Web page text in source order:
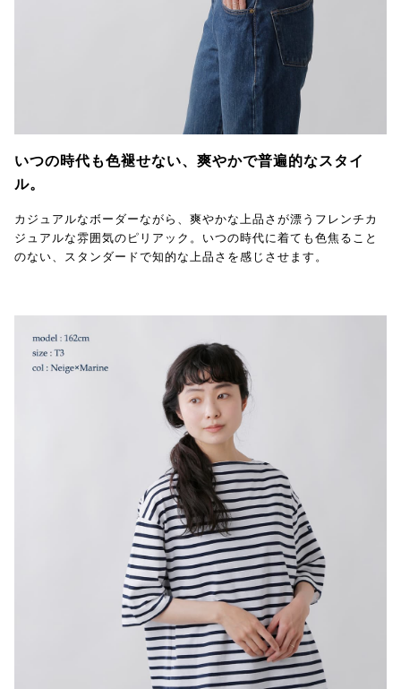
いつの時代も色褪せない、爽やかで普遍的なスタイ
ル。
カジュアルなボーダーながら、爽やかな上品さが漂うフレンチカ
ジュアルな雰囲気のピリアック。いつの時代に着ても色焦ること
のない、スタンダードで知的な上品さを感じさせます。